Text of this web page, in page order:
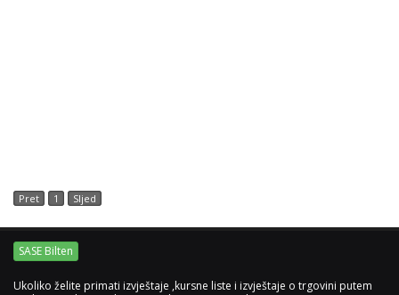
Pret 1 Sljed
SASE Bilten
Ukoliko želite primati izvještaje ,kursne liste i izvještaje o trgovini putem